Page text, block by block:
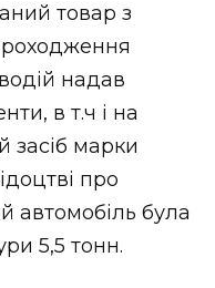
товар з
надав
в т.ч і на
засіб марки
про
автомобіль була
5,5 тонн.